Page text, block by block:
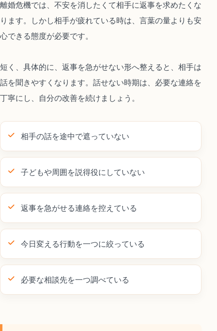
離婚危機では、不安を消したくて相手に返事を求めたくな
ります。しかし相手が疲れている時は、言葉の量よりも安
心できる態度が必要です。
短く、具体的に、返事を急がせない形へ整えると、相手は
話を聞きやすくなります。話せない時期は、必要な連絡を
丁寧にし、自分の改善を続けましょう。
相手の話を途中で遮っていない
子どもや周囲を説得役にしていない
返事を急がせる連絡を控えている
今日変える行動を一つに絞っている
必要な相談先を一つ調べている